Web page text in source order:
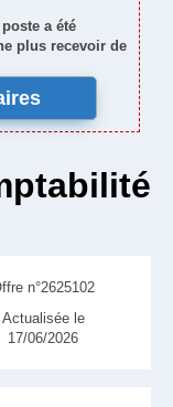
a été
plus recevoir de
n°2625102
Actualisée le
17/06/2026